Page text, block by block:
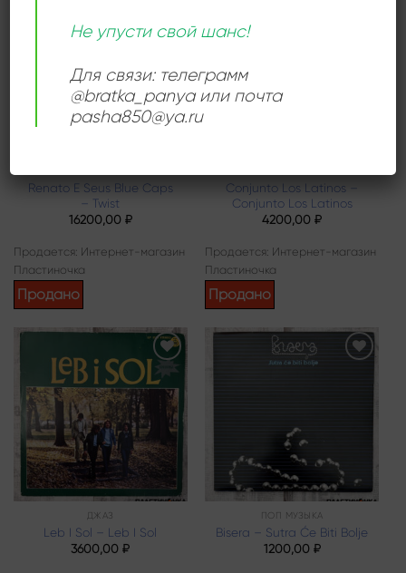
Add to
wishlist
Renato E Seus Blue Caps
– Twist
16200,00 ₽
Продается: Интернет-магазин
Пластиночка
Продано
Conjunto Los Latinos –
Conjunto Los Latinos
4200,00₽
Продается: Интернет-магазин
Пластиночка
Продано
Add to
wishlist
ДЖАЗ
Leb I Sol – Leb I Sol
3600,00₽
ПОП МУЗЫКА
Bisera – Sutra Će Biti Bolje
1200,00 ₽
Не упусти свой шанс!
Для связи: телеграмм
@bratka_panya или почта
pasha850@ya.ru